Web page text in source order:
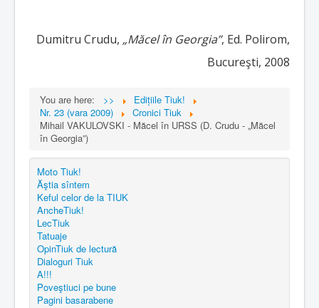
Dumitru Crudu, „Măcel în Georgia”, Ed. Polirom,
Bucureşti, 2008
You are here: >>
Edițiile Tiuk!
Nr. 23 (vara 2009)
Cronici Tiuk
Mihail VAKULOVSKI - Măcel în URSS (D. Crudu - „Măcel
în Georgia”)
Moto Tiuk!
Ăştia sîntem
Keful celor de la TIUK
AncheTiuk!
LecTiuk
Tatuaje
OpinTiuk de lectură
Dialoguri Tiuk
A!!!
Poveştiuci pe bune
Pagini basarabene